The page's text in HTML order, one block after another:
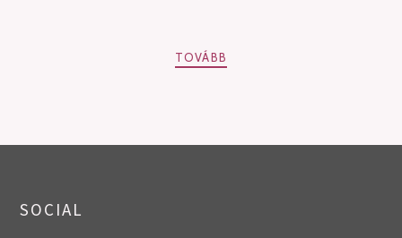
TOVÁBB
NAVIGATION
SOCIAL